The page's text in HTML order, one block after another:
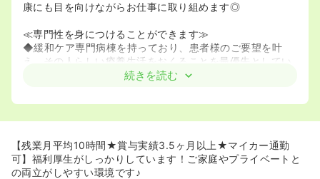
康にも目を向けながらお仕事に取り組めます◎
≪専門性を身につけることができます≫
◆緩和ケア専門病棟を持っており、患者様のご要望を叶
え、その人らしい療養生活をおくることを最優先としてい
る専門チームで心不全患者さんをケアすることで、より質
≪プライベートとの両立が図りやすい環境です！≫
◆有給は、入職初日から10日間付与されます！また、時間
単位で取得ができるため、お子さまの授業参観などの学校
続きを読む
【残業月平均10時間★賞与実績3.5ヶ月以上★マイカー通勤
可】福利厚生がしっかりしています！ご家庭やプライベートと
の両立がしやすい環境です♪